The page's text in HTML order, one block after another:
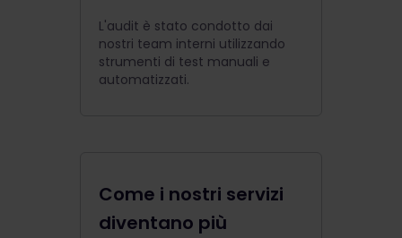
L'audit è stato condotto dai
nostri team interni utilizzando
strumenti di test manuali e
automatizzati.
Come i nostri servizi
diventano più